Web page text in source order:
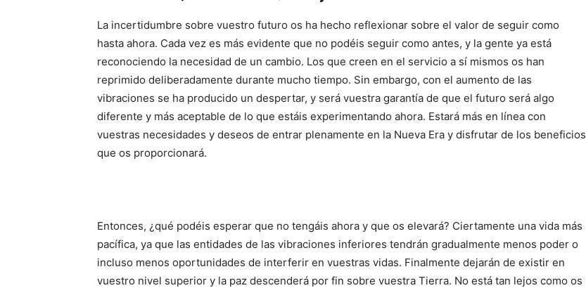
La incertidumbre sobre vuestro futuro os ha hecho reflexionar sobre el valor de seguir como
hasta ahora. Cada vez es más evidente que no podéis seguir como antes, y la gente ya está
reconociendo la necesidad de un cambio. Los que creen en el servicio a sí mismos os han
reprimido deliberadamente durante mucho tiempo. Sin embargo, con el aumento de las
vibraciones se ha producido un despertar, y será vuestra garantía de que el futuro será algo
diferente y más aceptable de lo que estáis experimentando ahora. Estará más en línea con
vuestras necesidades y deseos de entrar plenamente en la Nueva Era y disfrutar de los beneficios
que os proporcionará.
Entonces, ¿qué podéis esperar que no tengáis ahora y que os elevará? Ciertamente una vida más
pacífica, ya que las entidades de las vibraciones inferiores tendrán gradualmente menos poder o
incluso menos oportunidades de interferir en vuestras vidas. Finalmente dejarán de existir en
vuestro nivel superior y la paz descenderá por fin sobre vuestra Tierra. No está tan lejos como os